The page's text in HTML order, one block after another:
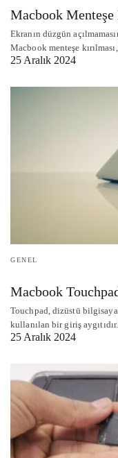
Macbook Menteşe
Ekranın düzgün
Macbook menteşe
25 Aralık 2024
GENEL
Macbook
Touchpad, dizüstü
kullanılan bir giriş
25 Aralık 2024